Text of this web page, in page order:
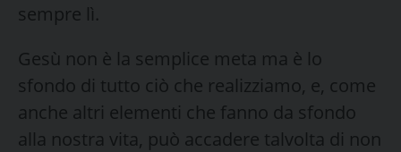
sempre lì.
Gesù non è la semplice meta ma è lo
sfondo di tutto ciò che realizziamo, e, come
anche altri elementi che fanno da sfondo
alla nostra vita, può accadere talvolta di non